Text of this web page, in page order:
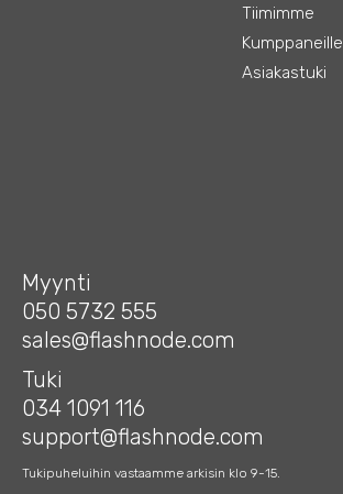
Tiimimme
Kumppaneille
Asiakastuki
Myynti
050 5732 555
sales@flashnode.com
Tuki
034 1091 116
support@flashnode.com
Tukipuheluihin vastaamme arkisin klo 9-15.